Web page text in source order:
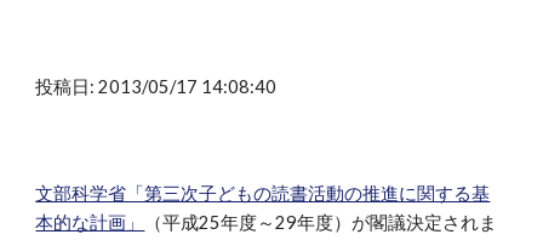
投稿日: 2013/05/17 14:08:40
文部科学省「第三次子どもの読書活動の推進に関する基
本的な計画」
（平成25年度～29年度）が閣議決定されま